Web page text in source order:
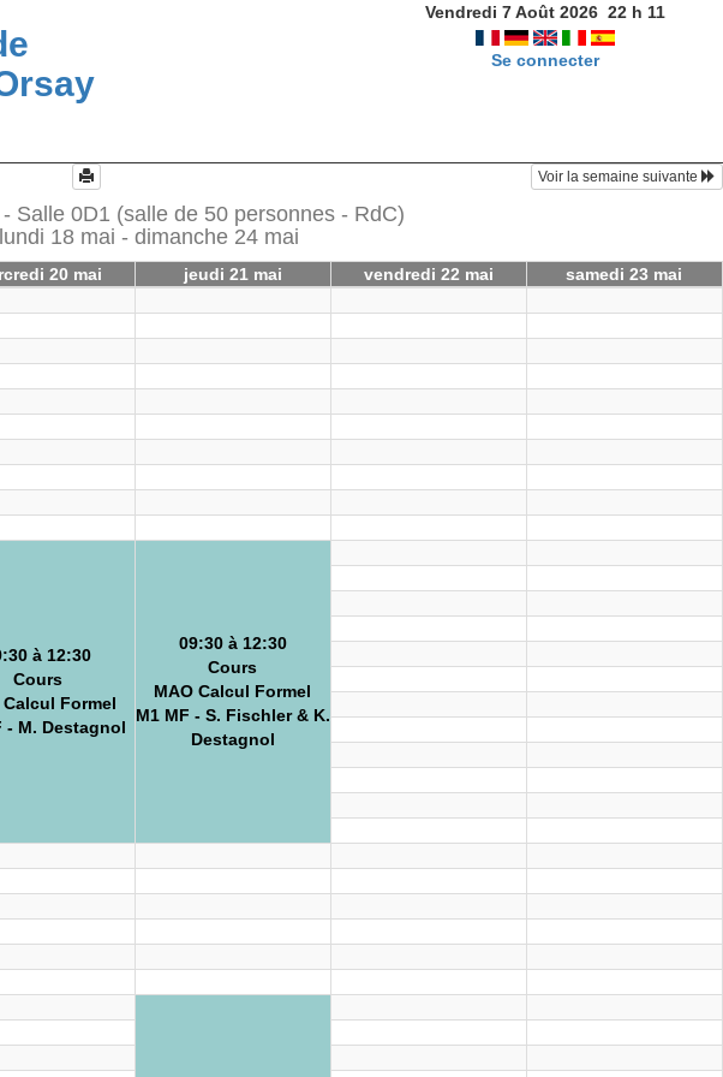
Vendredi 7 Août 2026 22 h 11
Se connecter
Voir la semaine suivante
Salle 0D1 (salle de 50 personnes - RdC)
18 mai - dimanche 24 mai
20 mai jeudi 21 mai vendredi 22 mai samedi 23 mai
à 12:30
Cours
Calcul Formel
- M. Destagnol
09:30 à 12:30
Cours
MAO Calcul Formel
M1 MF - S. Fischler & K.
Destagnol